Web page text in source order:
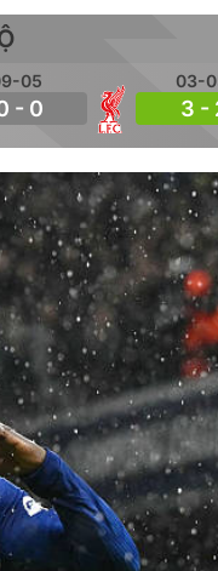
05
- 0
03-
3 -